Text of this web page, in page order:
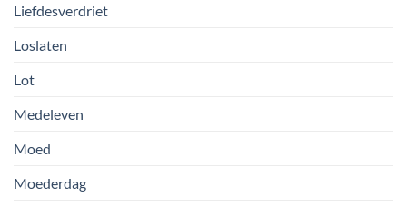
Liefdesverdriet
Loslaten
Lot
Medeleven
Moed
Moederdag